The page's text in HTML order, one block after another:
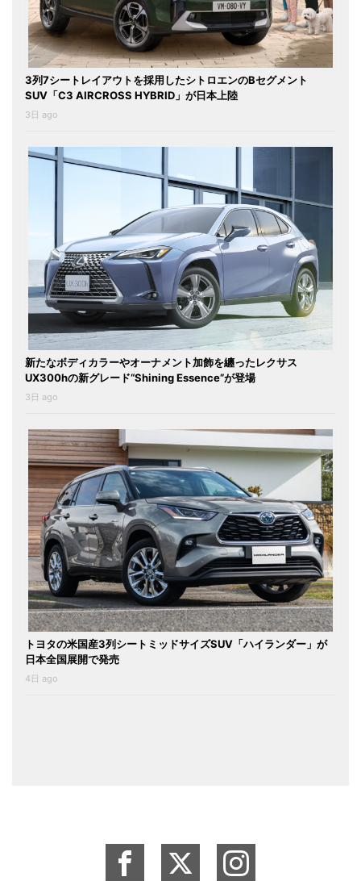
3列7シートレイアウトを採用したシトロエンのBセグメント
SUV「C3 AIRCROSS HYBRID」が日本上陸
3日 ago
新たなボディカラーやオーナメント加飾を纏ったレクサス
UX300hの新グレード“Shining Essence”が登場
3日 ago
トヨタの米国産3列シートミッドサイズSUV「ハイランダー」が
日本全国展開で発売
4日 ago